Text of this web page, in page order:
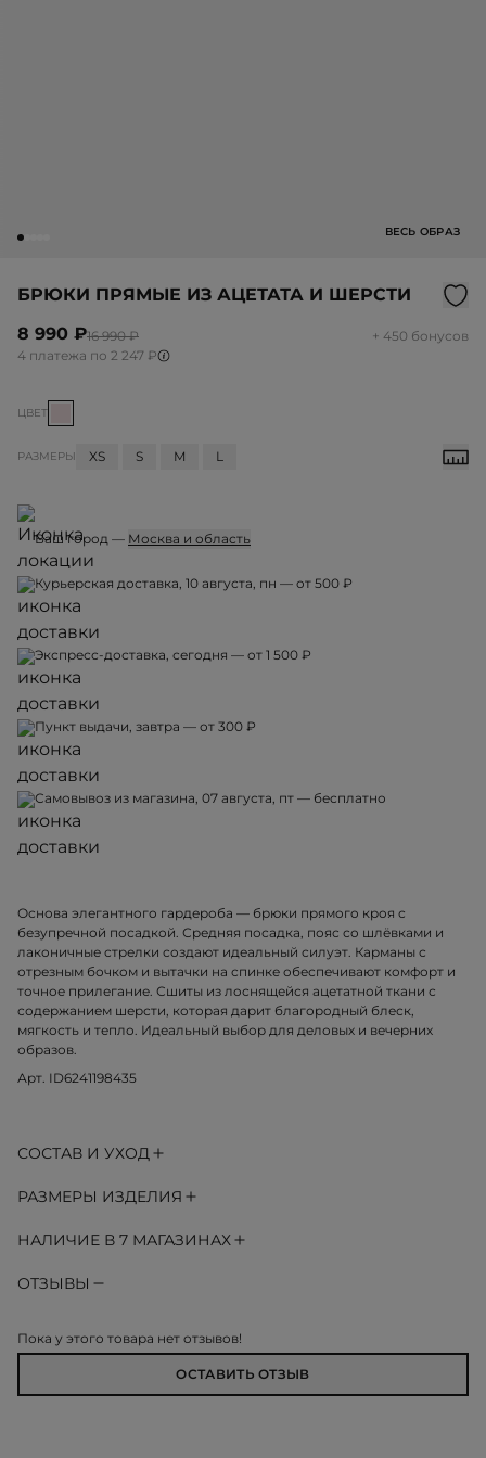
ВЕСЬ ОБРАЗ
БРЮКИ ПРЯМЫЕ ИЗ АЦЕТАТА И ШЕРСТИ
8 990 ₽16 990 ₽
+ 450 бонусов
4 платежа по 2 247 ₽
ЦВЕТ
РАЗМЕРЫ XS S M L
Ваш город — Москва и область
Курьерская доставка, 10 августа, пн — от 500 ₽
Экспресс-доставка, сегодня — от 1 500 ₽
Пункт выдачи, завтра — от 300 ₽
Самовывоз из магазина, 07 августа, пт — бесплатно
Основа элегантного гардероба — брюки прямого кроя с
безупречной посадкой. Средняя посадка, пояс со шлёвками и
лаконичные стрелки создают идеальный силуэт. Карманы с
отрезным бочком и вытачки на спинке обеспечивают комфорт и
точное прилегание. Сшиты из лоснящейся ацетатной ткани с
содержанием шерсти, которая дарит благородный блеск,
мягкость и тепло. Идеальный выбор для деловых и вечерних
образов.
Арт. ID6241198435
СОСТАВ И УХОД
РАЗМЕРЫ ИЗДЕЛИЯ
НАЛИЧИЕ В 7 МАГАЗИНАХ
ОТЗЫВЫ
Пока у этого товара нет отзывов!
ОСТАВИТЬ ОТЗЫВ